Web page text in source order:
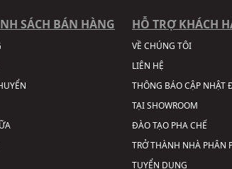
SÁCH BÁN HÀNG HỖ TRỢ KHÁCH
VỀ CHÚNG TÔI
LIÊN HỆ
THÔNG BÁO CẬP NHẬT
TẠI SHOWROOM
ĐÀO TẠO PHA CHẾ
TRỞ THÀNH NHÀ PHÂN
TUYỂN DỤNG